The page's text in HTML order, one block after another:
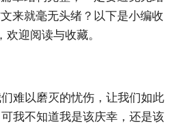
来就毫无头绪？以下是小编收
迎阅读与收藏。
难以磨灭的忧伤，让我们如此
我不知道我是该庆幸，还是该